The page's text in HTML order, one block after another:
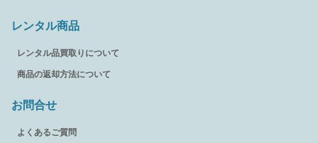
レンタル商品
レンタル品買取りについて
商品の返却方法について
お問合せ
よくあるご質問